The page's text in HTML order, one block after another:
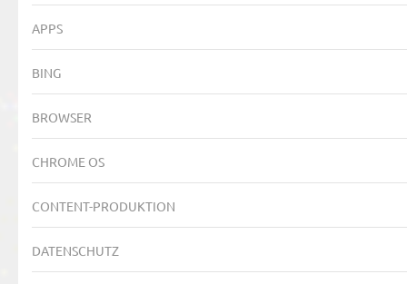
APPS
BING
BROWSER
CHROME OS
CONTENT-PRODUKTION
DATENSCHUTZ